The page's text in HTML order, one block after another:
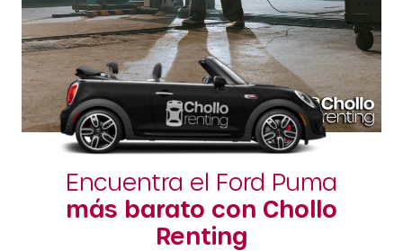
Encuentra el Ford Puma
más barato con Chollo
Renting